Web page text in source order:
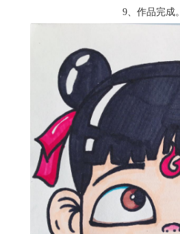
9、作品完成。